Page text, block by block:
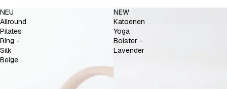
NEU
Allround
Pilates
Ring -
Silk
Beige
NEW
Katoenen
Yoga
Bolster -
Lavender